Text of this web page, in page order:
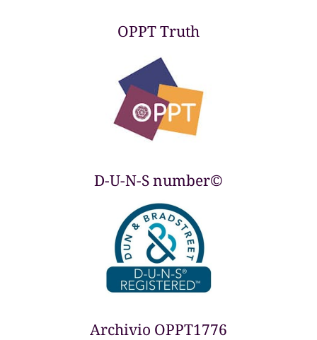
OPPT Truth
D-U-N-S number©
Archivio OPPT1776